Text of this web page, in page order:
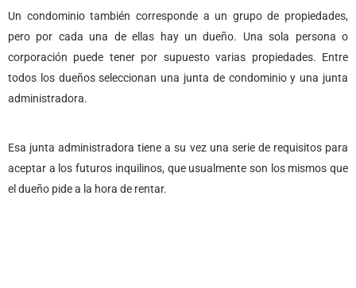
Un condominio también corresponde a un grupo de propiedades,
pero por cada una de ellas hay un dueño. Una sola persona o
corporación puede tener por supuesto varias propiedades. Entre
todos los dueños seleccionan una junta de condominio y una junta
administradora.
Esa junta administradora tiene a su vez una serie de requisitos para
aceptar a los futuros inquilinos, que usualmente son los mismos que
el dueño pide a la hora de rentar.